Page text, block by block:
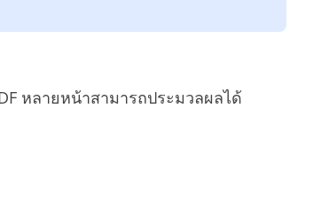
หลายหน้าสามารถประมวลผลได้